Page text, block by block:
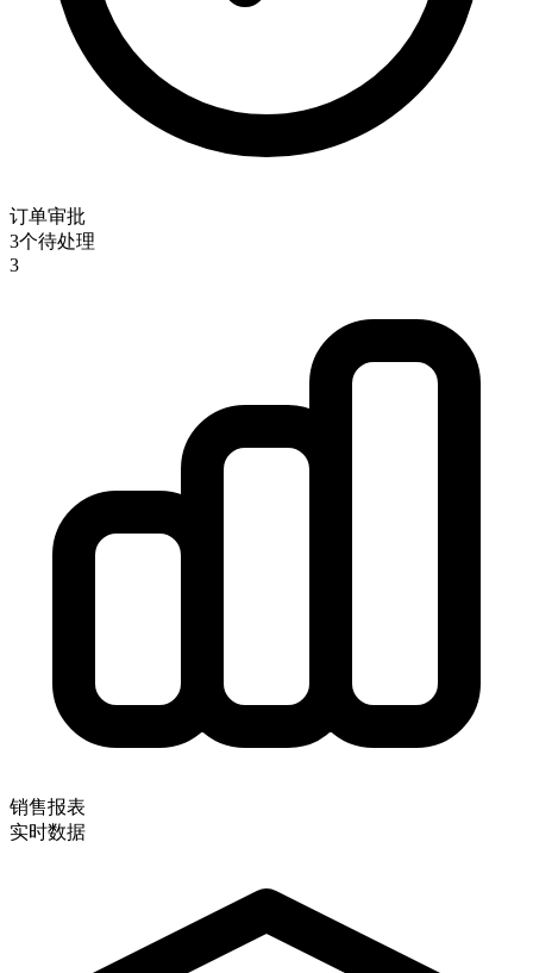
订单审批
3个待处理
3
销售报表
实时数据